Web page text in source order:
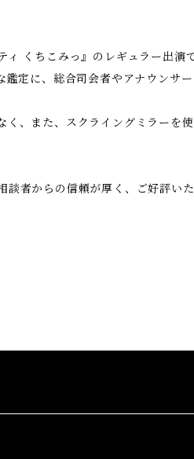
くちこみっ』のレギュラー出演
定に、総合司会者やアナウンサー
、また、スクライングミラーを使
者からの信頼が厚く、ご好評いた